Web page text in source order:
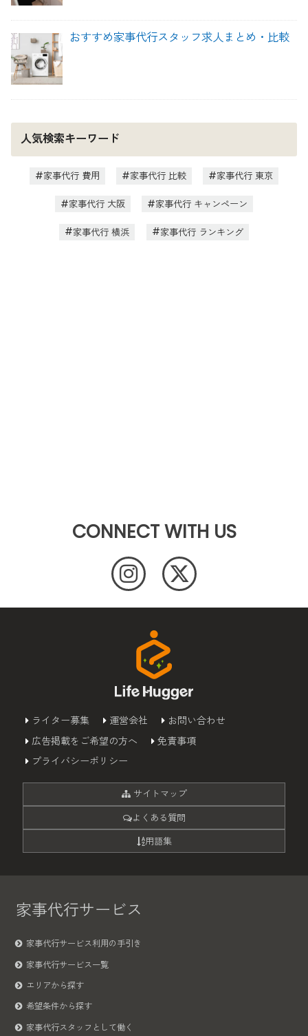
おすすめ家事代行スタッフ求人まとめ・比較
人気検索キーワード
家事代行 費用 家事代行 比較 家事代行 東京
家事代行 大阪 家事代行 キャンペーン
家事代行 横浜 家事代行 ランキング
CONNECT WITH US
ライター募集 運営会社
お問い合わせ
広告掲載をご希望の方へ
免責事項
プライバシーポリシー
サイトマップ
よくある質問
用語集
家事代行サービス
家事代行サービス利用の手引き
家事代行サービス一覧
エリアから探す
希望条件から探す
家事代行スタッフとして働く